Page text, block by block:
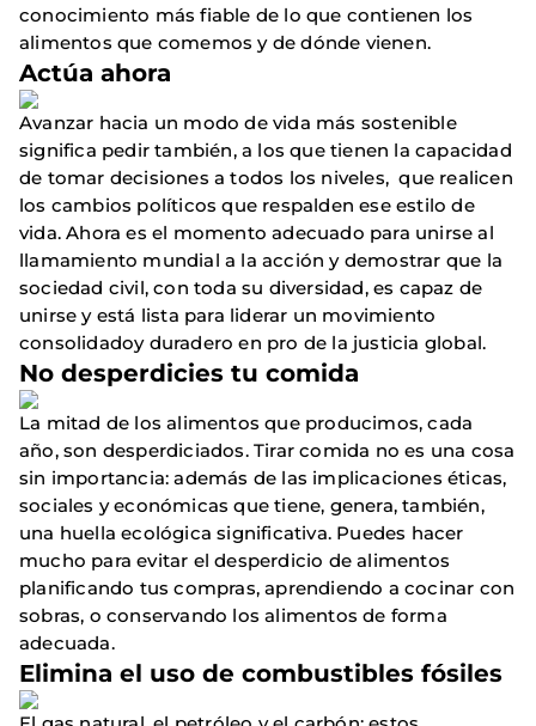
conocimiento más fiable de lo que contienen los
alimentos que comemos y de dónde vienen.
Actúa ahora
Avanzar hacia un modo de vida más sostenible
significa pedir también, a los que tienen la capacidad
de tomar decisiones a todos los niveles, que realicen
los cambios políticos que respalden ese estilo de
vida. Ahora es el momento adecuado para unirse al
llamamiento mundial a la acción y demostrar que la
sociedad civil, con toda su diversidad, es capaz de
unirse y está lista para liderar un movimiento
consolidadoy duradero en pro de la justicia global.
No desperdicies tu comida
La mitad de los alimentos que producimos, cada
año, son desperdiciados. Tirar comida no es una cosa
sin importancia: además de las implicaciones éticas,
sociales y económicas que tiene, genera, también,
una huella ecológica significativa. Puedes hacer
mucho para evitar el desperdicio de alimentos
planificando tus compras, aprendiendo a cocinar con
sobras, o conservando los alimentos de forma
adecuada.
Elimina el uso de combustibles fósiles